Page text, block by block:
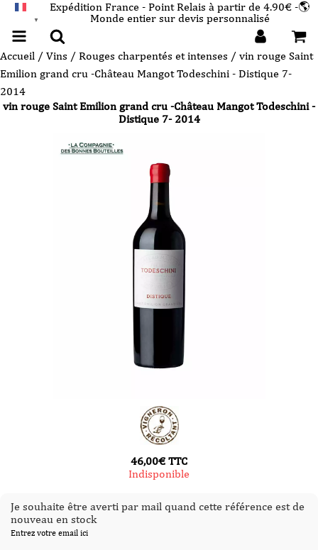
▼
Expédition France - Point Relais à partir de 4.90€ -🌎
Monde entier sur devis personnalisé
Accueil / Vins / Rouges charpentés et intenses / vin rouge Saint
Emilion grand cru -Château Mangot Todeschini - Distique 7-
2014
vin rouge Saint Emilion grand cru -Château Mangot Todeschini -
Distique 7- 2014
46,00€ TTC
Indisponible
Je souhaite être averti par mail quand cette référence est de
nouveau en stock
Entrez votre email ici